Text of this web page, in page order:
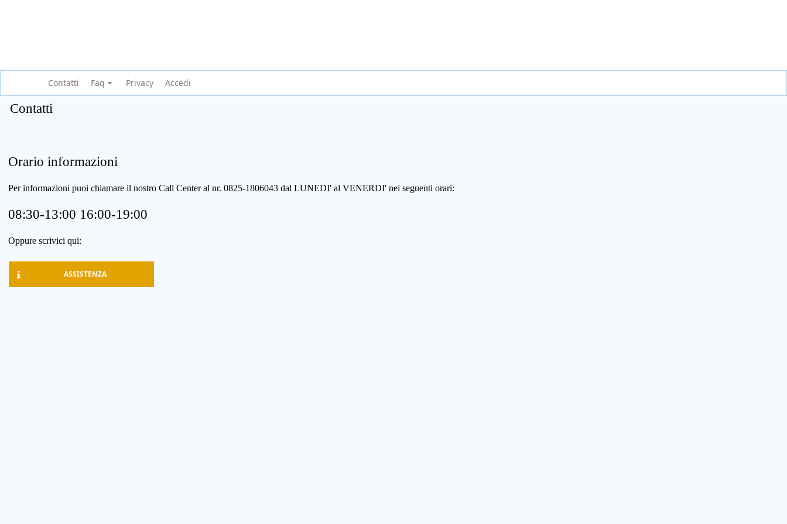
Contatti Faq Privacy Accedi
Contatti
Orario informazioni
Per informazioni puoi chiamare il nostro Call Center al nr. 0825-1806043 dal LUNEDI' al VENERDI' nei seguenti orari:
08:30-13:00 16:00-19:00
Oppure scrivici qui:
ASSISTENZA